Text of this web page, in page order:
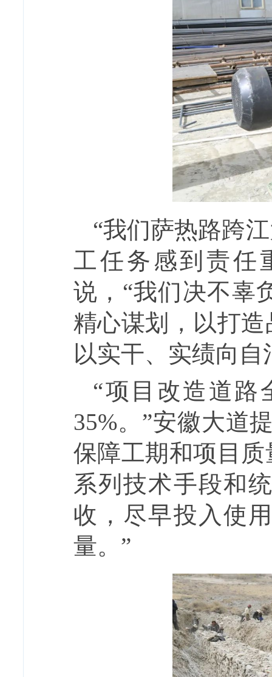
“我们萨热路跨
工任务感到责任
说，“我们决不辜
精心谋划，以打
以实干、实绩向自
“项目改造道路
35%。”安徽大道
保障工期和项目
系列技术手段和
收，尽早投入使
量。”